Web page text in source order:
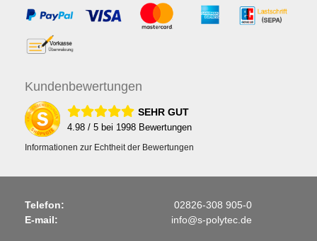
Kundenbewertungen
SEHR GUT
4.98 / 5 bei 1998 Bewertungen
Informationen zur Echtheit der Bewertungen
Telefon:
02826-308 905-0
E-mail:
info@s-polytec.de